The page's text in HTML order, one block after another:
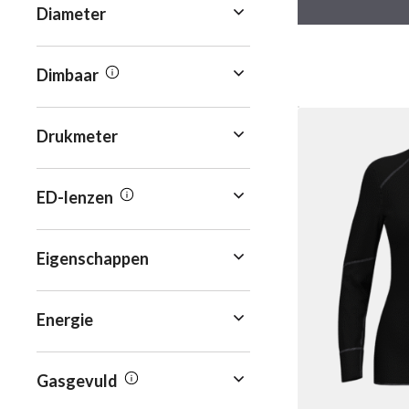
Diameter
Dimbaar
Drukmeter
ED-lenzen
Eigenschappen
Energie
Gasgevuld